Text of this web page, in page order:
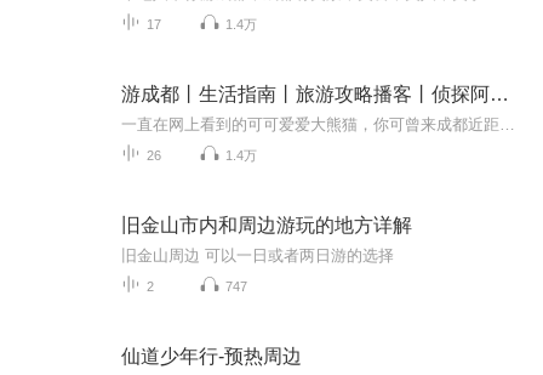
17 1.4万
游成都丨生活指南丨旅游攻略播客丨侦探阿南的成都秘旅
26 1.4万
旧金山市内和周边游玩的地方详解
旧金山周边 可以一日或者两日游的选择
2 747
仙道少年行-预热周边